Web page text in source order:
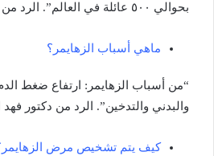
بحوالي ٥٠٠ عائلة في العالم”. الرد من دكتور متعب العتيبي
ماهي أسباب الزهايمر؟
“من أسباب الزهايمر: ارتفاع ضغط
والبدني والتدخين”. الرد من دكتور فهد
كيف يتم تشخيص مرض